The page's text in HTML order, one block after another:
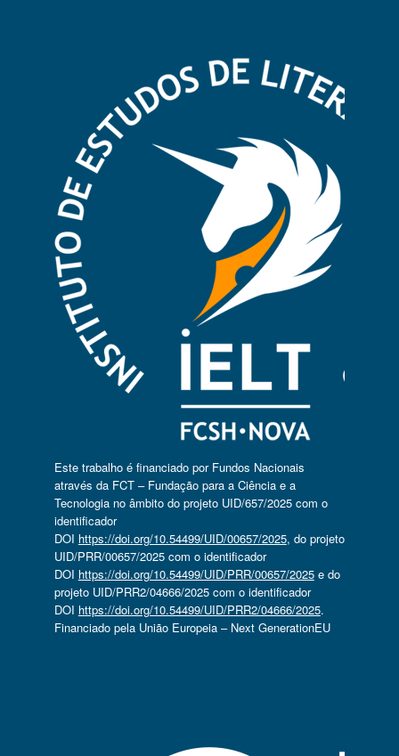
Este trabalho é financiado por Fundos Nacionais
através da FCT – Fundação para a Ciência e a
Tecnologia no âmbito do projeto UID/657/2025 com o
identificador
DOI https://doi.org/10.54499/UID/00657/2025, do projeto
UID/PRR/00657/2025 com o identificador
DOI https://doi.org/10.54499/UID/PRR/00657/2025e do
projeto UID/PRR2/04666/2025 com o identificador
DOI https://doi.org/10.54499/UID/PRR2/04666/2025.
Financiado pela União Europeia – Next GenerationEU